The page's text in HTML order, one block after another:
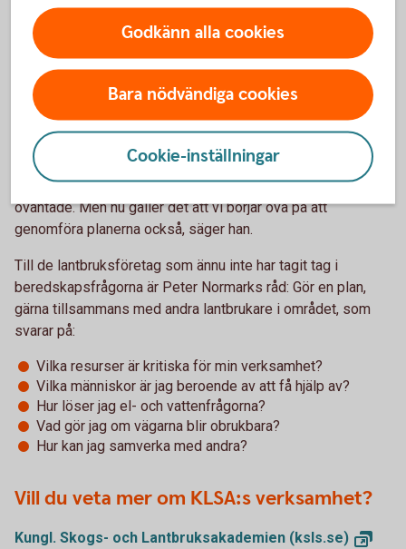
Tyvärr går det mesta av överskottet på export.
Gör en plan
Mycket återstår att göra och att lära, men vi är en bit på väg.
– Vi ligger efter både Finland och Norge, men många
svenska företag har gjort jobbet och har bra planer, inte mist
inom lantbrukssektorn. Där är man van vid att hantera det
oväntade. Men nu gäller det att vi börjar öva på att
genomföra planerna också, säger han.
Till de lantbruksföretag som ännu inte har tagit tag i
beredskapsfrågorna är Peter Normarks råd: Gör en plan,
gärna tillsammans med andra lantbrukare i området, som
svarar på:
Vilka resurser är kritiska för min verksamhet?
Vilka människor är jag beroende av att få hjälp av?
Hur löser jag el- och vattenfrågorna?
Vad gör jag om vägarna blir obrukbara?
Hur kan jag samverka med andra?
Vill du veta mer om KLSA:s verksamhet?
Kungl. Skogs- och Lantbruksakademien (ksls.se)
Godkänn alla cookies
Bara nödvändiga cookies
Cookie-inställningar